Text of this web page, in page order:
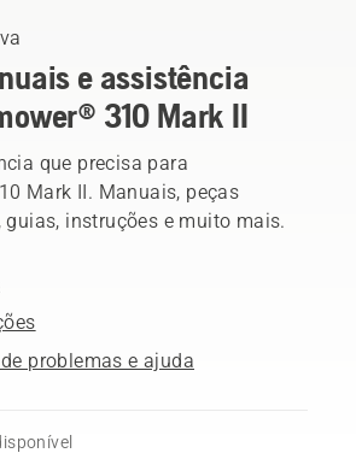
e assistência
310 Mark II
que precisa para
Mark II. Manuais, peças
guias, instruções e muito mais.
problemas e ajuda